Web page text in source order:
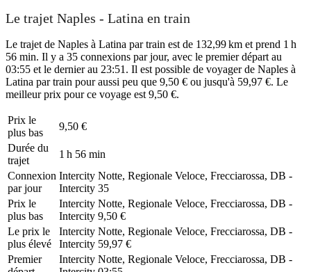
Le trajet Naples - Latina en train
Le trajet de Naples à Latina par train est de 132,99 km et prend 1 h
56 min. Il y a 35 connexions par jour, avec le premier départ au
03:55 et le dernier au 23:51. Il est possible de voyager de Naples à
Latina par train pour aussi peu que 9,50 € ou jusqu'à 59,97 €. Le
meilleur prix pour ce voyage est 9,50 €.
Prix ​​le
plus bas
9,50 €
Durée du
trajet
1 h 56 min
Connexion
par jour
Intercity Notte, Regionale Veloce, Frecciarossa, DB -
Intercity 35
Prix ​​le
plus bas
Intercity Notte, Regionale Veloce, Frecciarossa, DB -
Intercity 9,50 €
Le prix le
plus élevé
Intercity Notte, Regionale Veloce, Frecciarossa, DB -
Intercity 59,97 €
Premier
Intercity Notte, Regionale Veloce, Frecciarossa, DB -